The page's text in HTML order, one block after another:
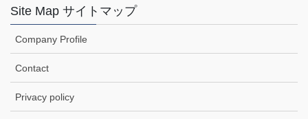
Site Map サイトマップ
Company Profile
Contact
Privacy policy